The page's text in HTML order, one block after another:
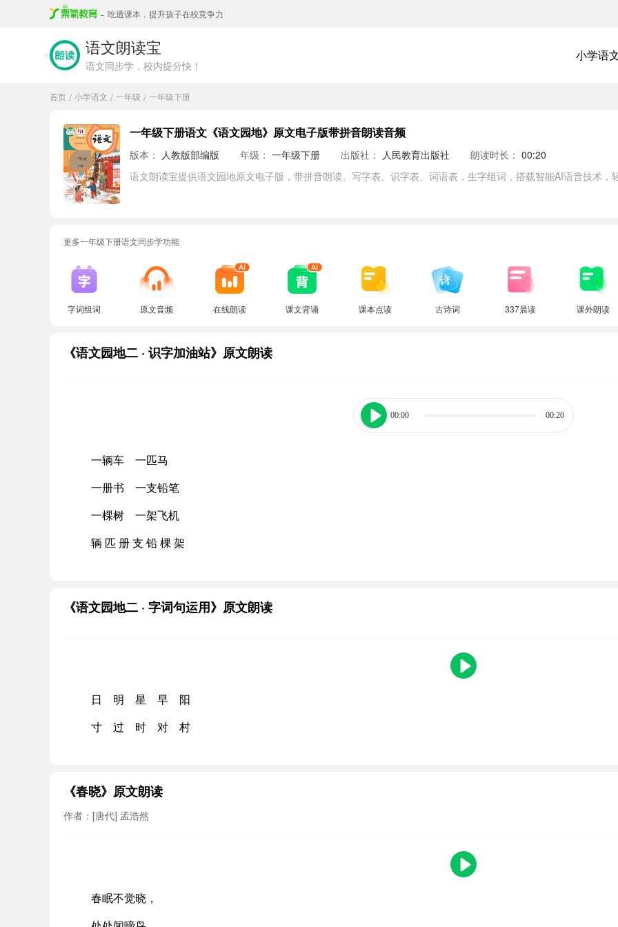
- 吃透课本，提升孩子在校竞争力
语文朗读宝
语文同步学，校内提分快！
小学语
首页 / 小学语文 / 一年级 / 一年级下册
一年级下册语文《语文园地》原文电子版带拼音朗读音频
版本： 人教版部编版 年级： 一年级下册 出版社： 人民教育出版社 朗读时长： 00:20
语文朗读宝提供语文园地原文电子版，带拼音朗读、写字表、识字表、词语表，生字组词，搭载智能AI语音技术
更多一年级下册语文同步学功能
字词组词 原文音频 在线朗读 课文背诵 课本点读 古诗词 337晨读 课外朗读
《语文园地二 · 识字加油站》原文朗读
00:00 00:20
一辆车 一匹马
一册书 一支铅笔
一棵树 一架飞机
辆 匹 册 支 铅 棵 架
《语文园地二 · 字词句运用》原文朗读
日 明 星 早 阳
寸 过 时 对 村
《春晓》原文朗读
作者：[唐代] 孟浩然
春眠不觉晓，